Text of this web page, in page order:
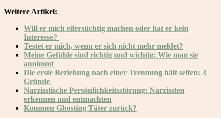
Weitere Artikel:
Will er mich eifersüchtig machen oder hat er kein
Interesse?
Testet er mich, wenn er sich nicht mehr meldet?
Meine Gefühle sind richtig und wichtig: Wie man sie
annimmt
Die erste Beziehung nach einer Trennung hält selten: 3
Gründe
Narzisstische Persönlichkeitsstörung: Narzissten
erkennen und entmachten
Kommen Ghosting Täter zurück?